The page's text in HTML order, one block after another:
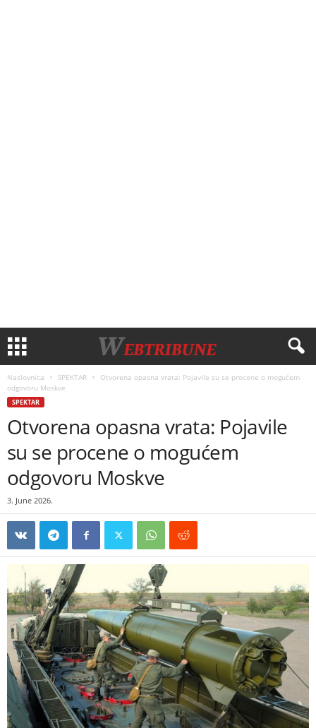
Naslovnica SPEKTAR
Otvorena opasna vrata: Pojavile su se procene o mogućem
odgovoru Moskve
SPEKTAR
Otvorena opasna vrata: Pojavile
su se procene o mogućem
odgovoru Moskve
3. June 2026.